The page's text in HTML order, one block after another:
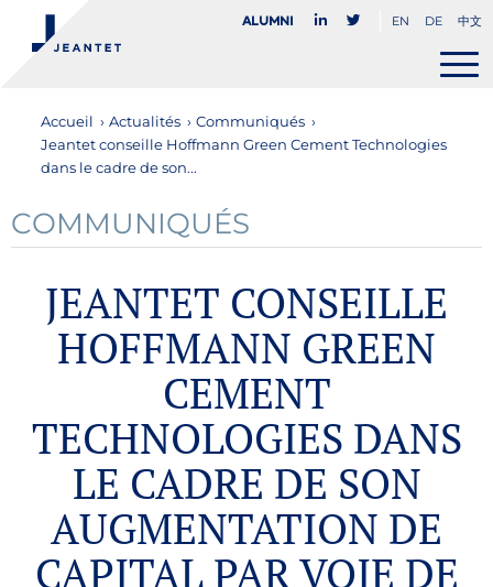
Alumni EN DE 中文
Accueil › Actualités › Communiqués ›
Jeantet conseille Hoffmann Green Cement Technologies
dans le cadre de son...
COMMUNIQUÉS
JEANTET CONSEILLE
HOFFMANN GREEN
CEMENT
TECHNOLOGIES DANS
LE CADRE DE SON
AUGMENTATION DE
CAPITAL PAR VOIE DE